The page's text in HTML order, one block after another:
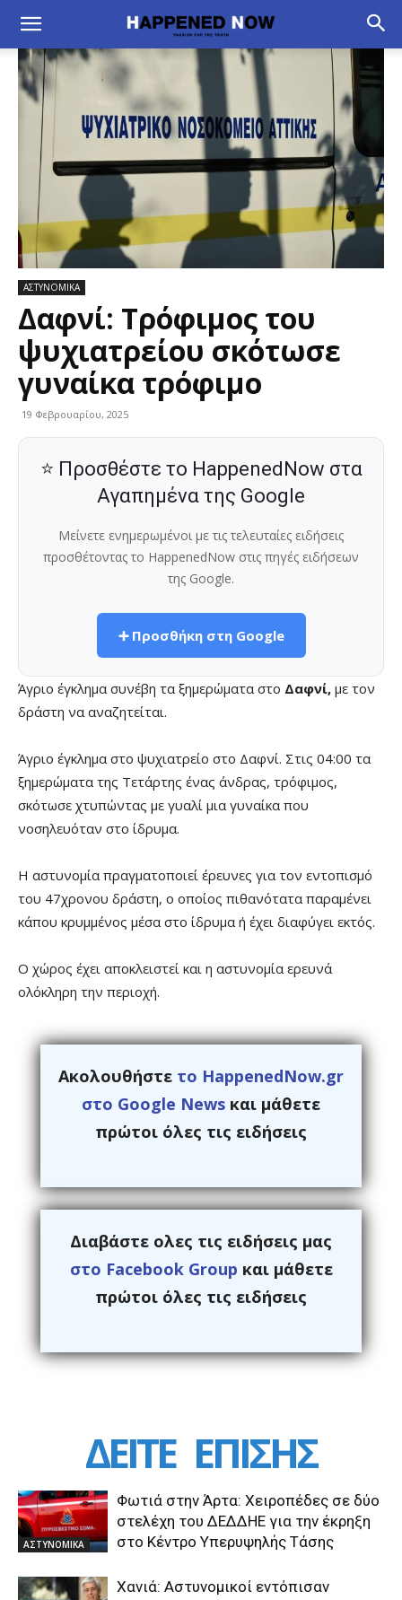
ΑΣΤΥΝΟΜΙΚΑ
Δαφνί: Τρόφιμος του
ψυχιατρείου σκότωσε
γυναίκα τρόφιμο
19 Φεβρουαρίου, 2025
⭐ Προσθέστε το HappenedNow στα
Αγαπημένα της Google
Μείνετε ενημερωμένοι με τις τελευταίες ειδήσεις
προσθέτοντας το HappenedNow στις πηγές ειδήσεων
της Google.
➕ Προσθήκη στη Google
Άγριο έγκλημα συνέβη τα ξημερώματα στο Δαφνί, με τον
δράστη να αναζητείται.
Άγριο έγκλημα στο ψυχιατρείο στο Δαφνί. Στις 04:00 τα
ξημερώματα της Τετάρτης ένας άνδρας, τρόφιμος,
σκότωσε χτυπώντας με γυαλί μια γυναίκα που
νοσηλευόταν στο ίδρυμα.
Η αστυνομία πραγματοποιεί έρευνες για τον εντοπισμό
του 47χρονου δράστη, ο οποίος πιθανότατα παραμένει
κάπου κρυμμένος μέσα στο ίδρυμα ή έχει διαφύγει εκτός.
Ο χώρος έχει αποκλειστεί και η αστυνομία ερευνά
ολόκληρη την περιοχή.
Ακολουθήστε το HappenedNow.gr
στο Google News και μάθετε
πρώτοι όλες τις ειδήσεις
Διαβάστε ολες τις ειδήσεις μας
στο Facebook Group και μάθετε
πρώτοι όλες τις ειδήσεις
ΔΕΙΤΕ ΕΠΙΣΗΣ
ΑΣΤΥΝΟΜΙΚΑ
Φωτιά στην Άρτα: Χειροπέδες σε δύο
στελέχη του ΔΕΔΔΗΕ για την έκρηξη
στο Κέντρο Υπερυψηλής Τάσης
Χανιά: Αστυνομικοί εντόπισαν